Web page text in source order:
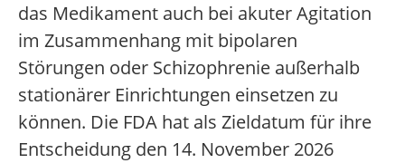
das Medikament auch bei akuter Agitation
im Zusammenhang mit bipolaren
Störungen oder Schizophrenie außerhalb
stationärer Einrichtungen einsetzen zu
können. Die FDA hat als Zieldatum für ihre
Entscheidung den 14. November 2026